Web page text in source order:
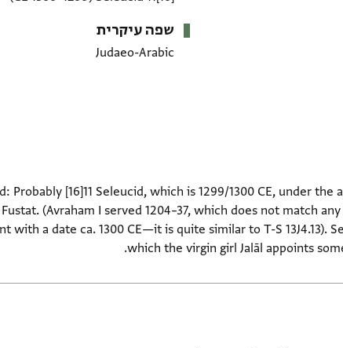
שפה עיקרית
Judaeo-Arabic
Probably [16]11 Seleucid, which is 1299/1300 CE, under
(Avraham I served 1204–37, which does not match
with a date ca. 1300 CE—it is quite similar to T-S 13J4.13).
which the virgin girl Jalāl appoints